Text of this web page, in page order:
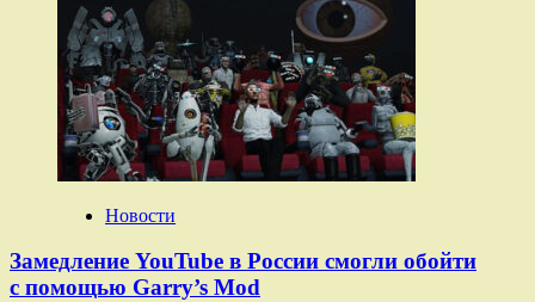
Первый
в истории
Всероссийский
фестиваль
цифрового
спорта
стартует
в Санкт-
Петербурге
Новости
Замедление YouTube в России смогли обойти
с помощью Garry’s Mod